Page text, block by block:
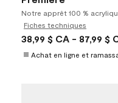
Notre apprêt 100 %
Fiches techniques
38,99 $ CA - 87,99 $
Achat en ligne et